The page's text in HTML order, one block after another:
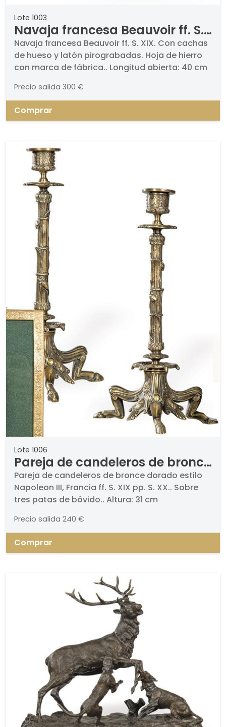
Lote 1003
Navaja francesa Beauvoir ff. S.
XIX
Navaja francesa Beauvoir ff. S. XIX. Con cachas
de hueso y latón pirograbadas. Hoja de hierro
con marca de fábrica.. Longitud abierta: 40 cm
Precio salida 300 €
Comprar
Lote 1006
Pareja de candeleros de bronce
dorado estilo Napoleon III,
Francia ff. S. XIX pp. S. XX.
Pareja de candeleros de bronce dorado estilo
Napoleon III, Francia ff. S. XIX pp. S. XX.. Sobre
tres patas de bóvido.. Altura: 31 cm
Precio salida 240 €
Comprar